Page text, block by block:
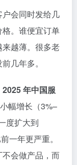
会同时发给几
。谁便宜订单
越薄。很多老
几年多。
2025 年中国服
幅增长（3%–
度扩大到
一年更严重。
会做产品，而